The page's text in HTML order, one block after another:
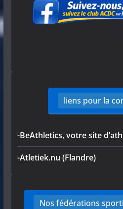
liens pour la
-BeAthletics, votre site
-Atletiek.nu (Flandre)
Nos fédérations